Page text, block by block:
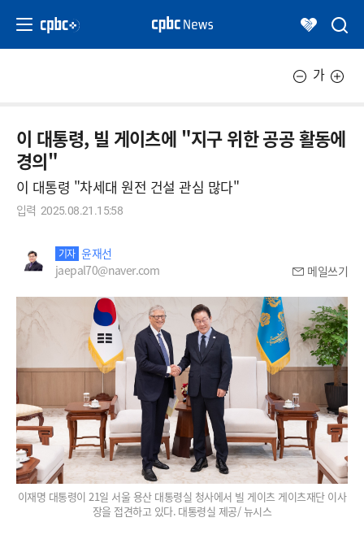
가
이 대통령, 빌 게이츠에 "지구 위한 공공 활동에
경의"
이 대통령 "차세대 원전 건설 관심 많다"
입력 2025.08.21.15:58
기자 윤재선
jaepal70@naver.com
메일쓰기
이재명 대통령이 21일 서울 용산 대통령실 청사에서 빌 게이츠 게이츠재단 이사
장을 접견하고 있다. 대통령실 제공/ 뉴시스